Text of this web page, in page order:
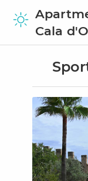
Cala
Home